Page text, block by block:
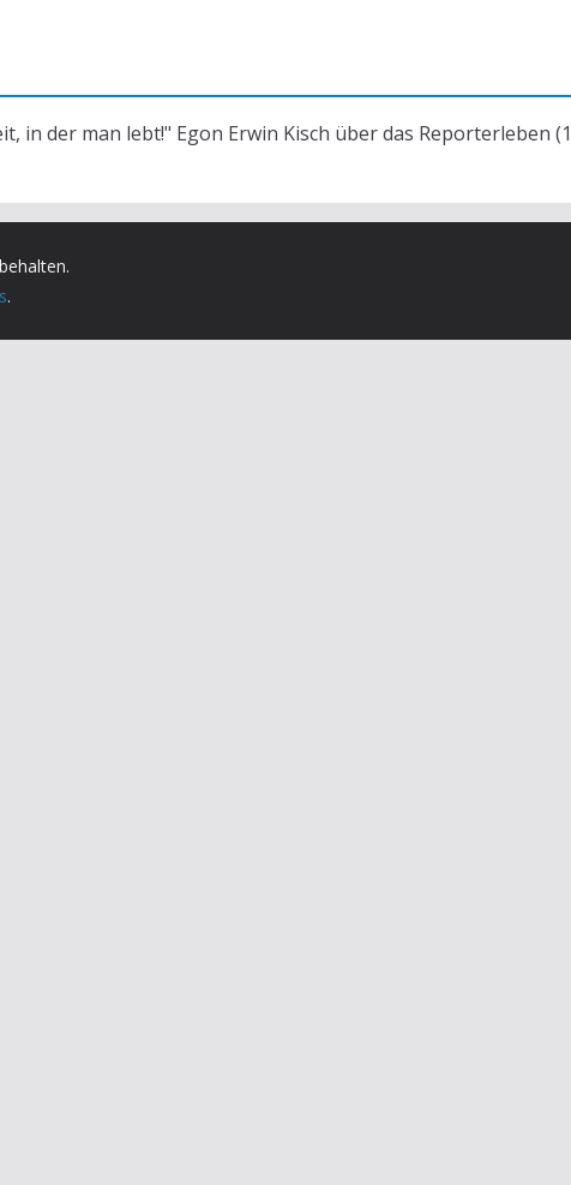
in der man lebt!" Egon Erwin Kisch über das Reporterleben
.